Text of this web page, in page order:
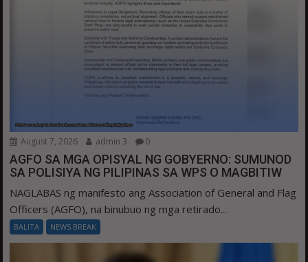
August 7, 2026 admin 3 0
AGFO SA MGA OPISYAL NG GOBYERNO: SUMUNOD
SA POLISIYA NG PILIPINAS SA WPS O MAGBITIW
NAGLABAS ng manifesto ang Association of General and Flag
Officers (AGFO), na binubuo ng mga retirado...
BALITA NEWS BREAK